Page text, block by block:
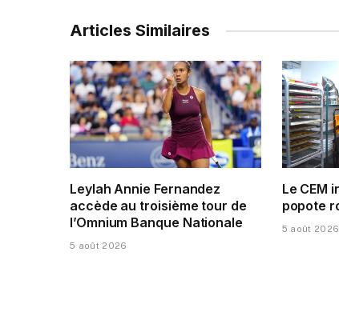
Articles Similaires
Leylah Annie Fernandez
accède au troisième tour de
l’Omnium Banque Nationale
5 août 2026
Le CEM
popote
5 août 2026